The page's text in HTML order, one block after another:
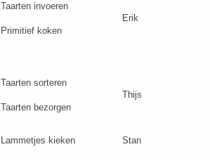
Taarten invoeren
Primitief koken
Erik
Taarten sorteren
Taarten bezorgen
Thijs
Lammetjes kieken Stan